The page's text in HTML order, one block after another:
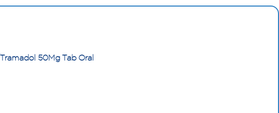
50Mg Tab Oral